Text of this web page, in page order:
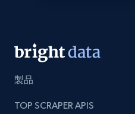
製品
TOP SCRAPER APIS